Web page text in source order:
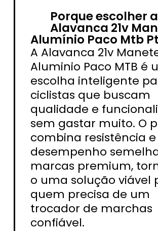
Porque escolher
Alavanca 21v
Alumínio Paco Mtb
A Alavanca 21v
Aluminio Paco MTB é
escolha inteligente
ciclistas que buscam
qualidade e
sem gastar muito. O
combina resistência
desempenho
marcas premium,
o uma solução viável
quem precisa de um
trocador de marchas
confiável.